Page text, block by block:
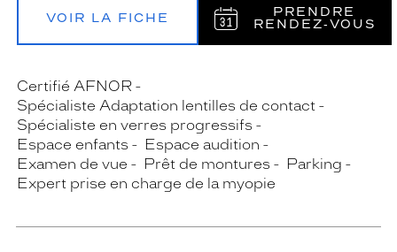
VOIR LA FICHE
PRENDRE
RENDEZ‑VOUS
Certifié AFNOR
Spécialiste Adaptation lentilles de contact
Spécialiste en verres progressifs
Espace enfants
Espace audition
Examen de vue
Prêt de montures
Parking
Expert prise en charge de la myopie